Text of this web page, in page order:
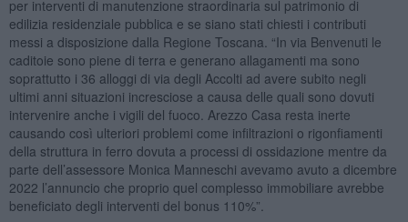
per interventi di manutenzione straordinaria sul patrimonio di
edilizia residenziale pubblica e se siano stati chiesti i contributi
messi a disposizione dalla Regione Toscana. “In via Benvenuti le
caditoie sono piene di terra e generano allagamenti ma sono
soprattutto i 36 alloggi di via degli Accolti ad avere subito negli
ultimi anni situazioni incresciose a causa delle quali sono dovuti
intervenire anche i vigili del fuoco. Arezzo Casa resta inerte
causando così ulteriori problemi come infiltrazioni o rigonfiamenti
della struttura in ferro dovuta a processi di ossidazione mentre da
parte dell’assessore Monica Manneschi avevamo avuto a dicembre
2022 l’annuncio che proprio quel complesso immobiliare avrebbe
beneficiato degli interventi del bonus 110%”.